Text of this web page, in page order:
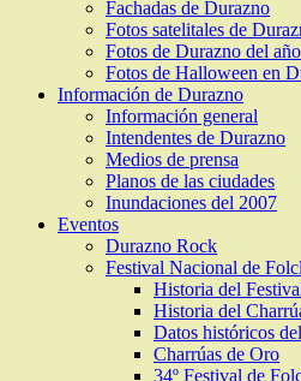
Fachadas de Durazno
Fotos satelitales de
Fotos de Durazno del
Fotos de Halloween en
Información de Durazno
Información general
Intendentes de Durazno
Medios de prensa
Planos de las ciudades
Inundaciones del 2007
Eventos
Durazno Rock
Festival Nacional de
Historia del
Historia del
Datos históricos
Charrúas de Oro
34º Festival de